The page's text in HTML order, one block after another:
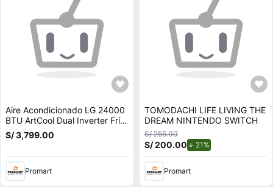
Aire Acondicionado LG 24000
BTU ArtCool Dual Inverter Frío
Calor
S/ 3,799.00
Promart
TOMODACHI LIFE LIVING THE
DREAM NINTENDO SWITCH
S/ 255.00
S/ 200.00 21%
Promart